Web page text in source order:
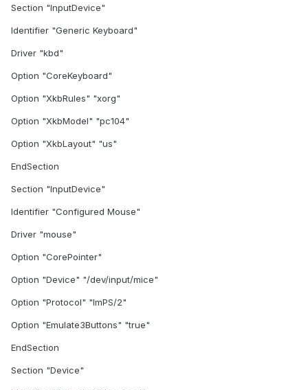
Section "InputDevice"
Identifier "Generic Keyboard"
Driver "kbd"
Option "CoreKeyboard"
Option "XkbRules" "xorg"
Option "XkbModel" "pc104"
Option "XkbLayout" "us"
EndSection
Section "InputDevice"
Identifier "Configured Mouse"
Driver "mouse"
Option "CorePointer"
Option "Device" "/dev/input/mice"
Option "Protocol" "ImPS/2"
Option "Emulate3Buttons" "true"
EndSection
Section "Device"